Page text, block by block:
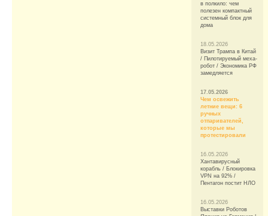
в полкило: чем
полезен компактный
системный блок для
дома
18.05.2026
Визит Трампа в Китай
/ Пилотируемый меха-
робот / Экономика РФ
замедляется
17.05.2026
Чем освежить
летние вещи: 6
ручных
отпаривателей,
которые мы
протестировали
16.05.2026
Хантавирусный
корабль / Блокировка
VPN на 92% /
Пентагон постит НЛО
16.05.2026
Выставки Роботов